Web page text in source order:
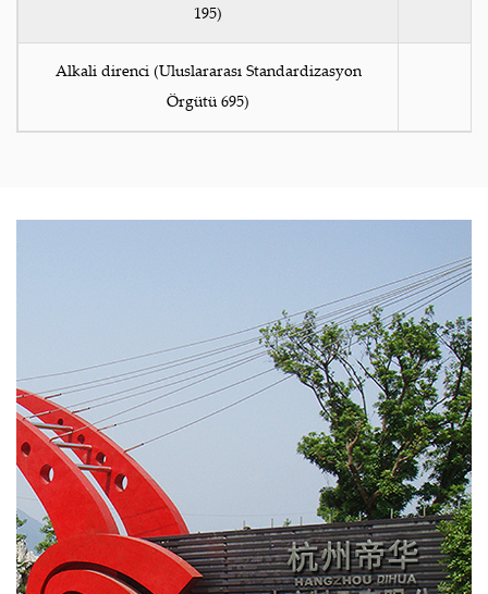
195)
Alkali direnci (Uluslararası Standardizasyon
Örgütü 695)